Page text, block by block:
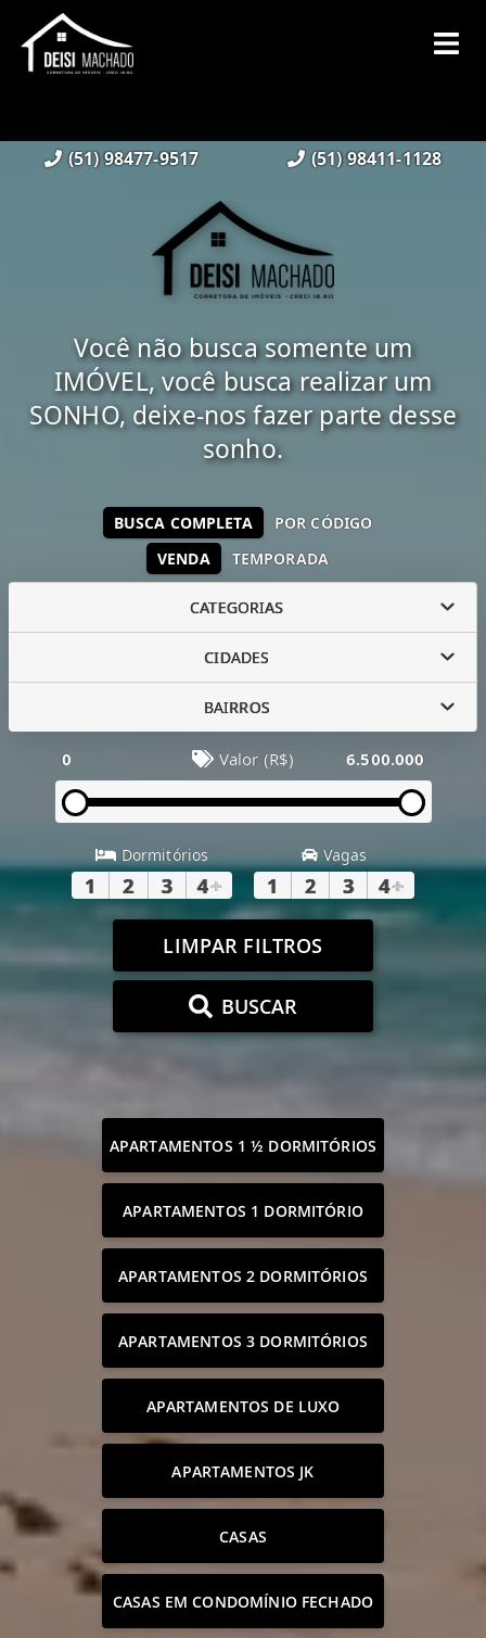
(51) 98477-9517 (51) 98411-1128
Você não busca somente um
IMÓVEL, você busca realizar um
SONHO, deixe-nos fazer parte desse
sonho.
VENDA TEMPORADA
BUSCA COMPLETA POR CÓDIGO
CATEGORIAS
CIDADES
BAIRROS
0 Valor (R$) 6.500.000
Dormitórios
1 2 3 4+
Vagas
1 2 3 4+
LIMPAR FILTROS
BUSCAR
APARTAMENTOS 1 ½ DORMITÓRIOS
APARTAMENTOS 1 DORMITÓRIO
APARTAMENTOS 2 DORMITÓRIOS
APARTAMENTOS 3 DORMITÓRIOS
APARTAMENTOS DE LUXO
APARTAMENTOS JK
CASAS
CASAS EM CONDOMÍNIO FECHADO